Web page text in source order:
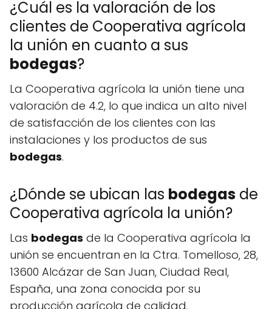
¿Cuál es la valoración de los
clientes de Cooperativa agrícola
la unión en cuanto a sus
bodegas?
La Cooperativa agrícola la unión tiene una
valoración de 4.2, lo que indica un alto nivel
de satisfacción de los clientes con las
instalaciones y los productos de sus
bodegas.
¿Dónde se ubican las bodegas de
Cooperativa agrícola la unión?
Las bodegas de la Cooperativa agrícola la
unión se encuentran en la Ctra. Tomelloso, 28,
13600 Alcázar de San Juan, Ciudad Real,
España, una zona conocida por su
producción agrícola de calidad.